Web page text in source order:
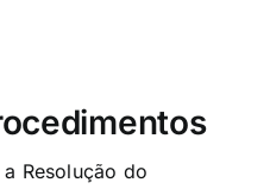
Resolução do